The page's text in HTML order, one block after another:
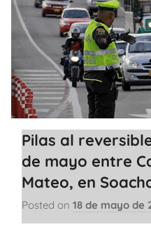
Pilas al
de mayo entre
Mateo, en
Posted on 18 de mayo de